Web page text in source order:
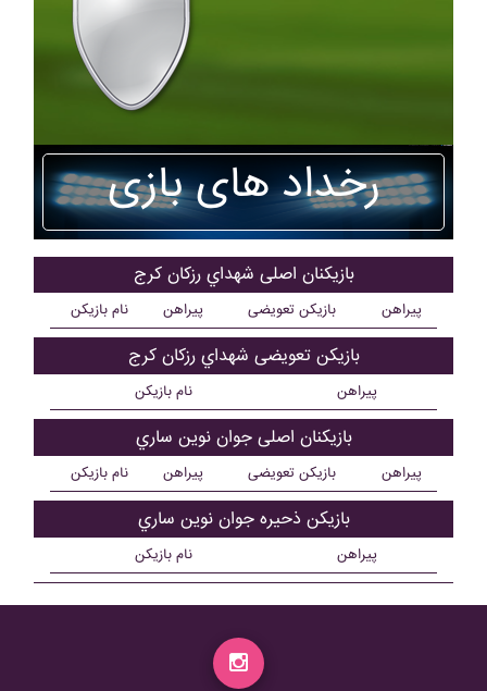
رخداد های بازی
بازیکنان اصلی شهداي رزکان کرج
نام بازیکن پیراهن بازیکن تعویضی پیراهن
بازیکن تعویضی شهداي رزکان کرج
نام بازیکن پیراهن
بازیکنان اصلی جوان نوين ساري
نام بازیکن پیراهن بازیکن تعویضی پیراهن
بازیکن ذحیره جوان نوين ساري
نام بازیکن پیراهن